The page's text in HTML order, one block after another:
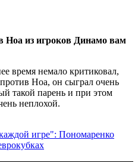
Ноа из игроков Динамо вам
время немало критиковал,
Ноа, он сыграл очень
такой парень и при этом
неплохой.
игре": Пономаренко